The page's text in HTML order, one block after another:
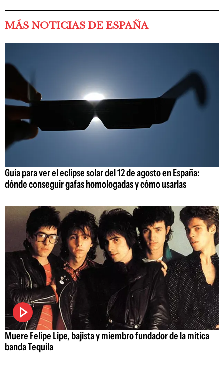
MÁS NOTICIAS DE ESPAÑA
Guía para ver el eclipse solar del 12 de agosto en España:
dónde conseguir gafas homologadas y cómo usarlas
Muere Felipe Lipe, bajista y miembro fundador de la mítica
banda Tequila